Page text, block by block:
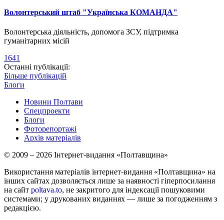
Волонтерський штаб "Українська КОМАНДА"
Волонтерська діяльність, допомога ЗСУ, підтримка
гуманітарних місій
1641
Останні публікації:
Більше публікацій
Блоги
Новини Полтави
Спецпроекти
Блоги
Фоторепортажі
Архів матеріалів
© 2009 – 2026 Інтернет-видання «Полтавщина»
Використання матеріалів інтернет-видання «Полтавщина» на
інших сайтах дозволяється лише за наявності гіперпосилання
на сайт poltava.to, не закритого для індексації пошуковими
системами; у друкованих виданнях — лише за погодженням з
редакцією.